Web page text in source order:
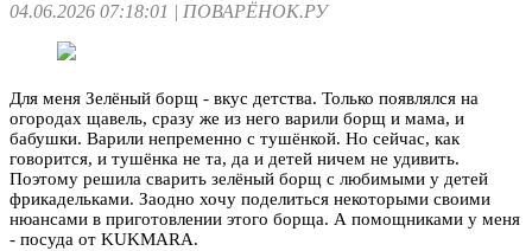
04.06.2026 07:18:01 | ПОВАРЁНОК.РУ
Для меня Зелёный борщ - вкус детства. Только появлялся на
огородах щавель, сразу же из него варили борщ и мама, и
бабушки. Варили непременно с тушёнкой. Но сейчас, как
говорится, и тушёнка не та, да и детей ничем не удивить.
Поэтому решила сварить зелёный борщ с любимыми у детей
фрикадельками. Заодно хочу поделиться некоторыми своими
нюансами в приготовлении этого борща. А помощниками у меня
- посуда от KUKMARA.